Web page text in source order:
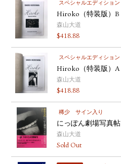
スペシャルエディション
Hiroko（特装版）B
森山大道
$418.88
スペシャルエディション
Hiroko（特装版）A
森山大道
$418.88
稀少 サイン入り
にっぽん劇場写真帖
森山大道
Sold Out